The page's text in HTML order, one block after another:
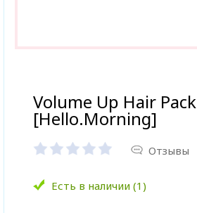
Volume Up Hair Pack
[Hello.Morning]
Отзывы
Есть в наличии (1)